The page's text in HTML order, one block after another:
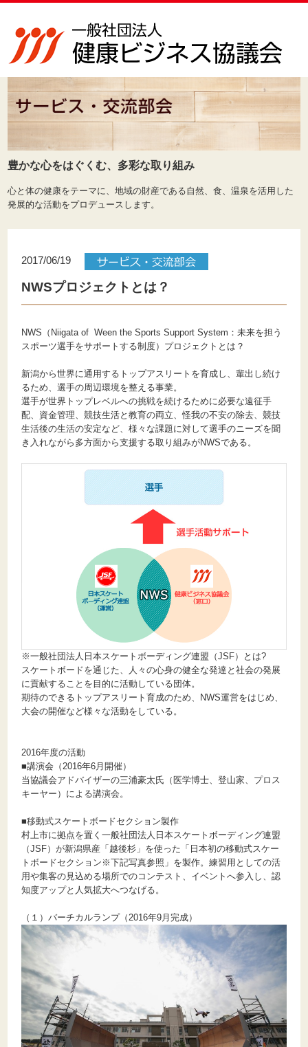
豊かな心をはぐくむ、多彩な取り組み
心と体の健康をテーマに、地域の財産である自然、食、温泉を活用した
発展的な活動をプロデュースします。
2017/06/19
NWSプロジェクトとは？
NWS（Niigata of Ween the Sports Support System：未来を担う
スポーツ選手をサポートする制度）プロジェクトとは？
新潟から世界に通用するトップアスリートを育成し、輩出し続け
るため、選手の周辺環境を整える事業。
選手が世界トップレベルへの挑戦を続けるために必要な遠征手
配、資金管理、競技生活と教育の両立、怪我の不安の除去、競技
生活後の生活の安定など、様々な課題に対して選手のニーズを聞
き入れながら多方面から支援する取り組みがNWSである。
※一般社団法人日本スケートボーディング連盟（JSF）とは?
スケートボードを通じた、人々の心身の健全な発達と社会の発展
に貢献することを目的に活動している団体。
期待のできるトップアスリート育成のため、NWS運営をはじめ、
大会の開催など様々な活動をしている。
2016年度の活動
■講演会（2016年6月開催）
当協議会アドバイザーの三浦豪太氏（医学博士、登山家、プロス
キーヤー）による講演会。
■移動式スケートボードセクション製作
村上市に拠点を置く一般社団法人日本スケートボーディング連盟
（JSF）が新潟県産「越後杉」を使った「日本初の移動式スケー
トボードセクション※下記写真参照」を製作。練習用としての活
用や集客の見込める場所でのコンテスト、イベントへ参入し、認
知度アップと人気拡大へつなげる。
（１）バーチカルランプ（2016年9月完成）